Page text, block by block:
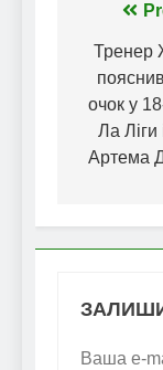
Тренер
очок у
Ла Ліги
Артема
Ваша e-